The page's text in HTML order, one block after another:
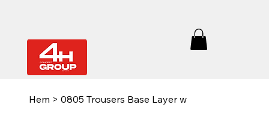
Hem > 0805 Trousers Base Layer w